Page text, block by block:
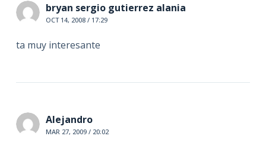
bryan sergio gutierrez alania
OCT 14, 2008 / 17:29
ta muy interesante
Alejandro
MAR 27, 2009 / 20:02